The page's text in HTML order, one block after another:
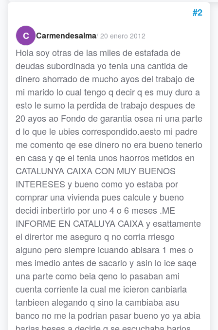
#2
C
Carmendesalma/ 20 enero 2012
Hola soy otras de las miles de estafada de
deudas subordinada yo tenia una cantida de
dinero ahorrado de mucho ayos del trabajo de
mi marido lo cual tengo q decir q es muy duro a
esto le sumo la perdida de trabajo despues de
20 ayos ao Fondo de garantia osea ni una parte
d lo que le ubies correspondido.aesto mi padre
me comento qe ese dinero no era bueno tenerlo
en casa y qe el tenia unos haorros metidos en
CATALUNYA CAIXA CON MUY BUENOS
INTERESES y bueno como yo estaba por
comprar una vivienda pues calcule y bueno
decidi inbertirlo por uno 4 o 6 meses .ME
INFORME EN CATALUYA CAIXA y esattamente
el dirertor me aseguro q no corria rriesgo
alguno pero siempre icuando abisara 1 mes o
mes imedio antes de sacarlo y asin lo ice saqe
una parte como beia qeno lo pasaban ami
cuenta corriente la cual me icieron canbiarla
tanbieen alegando q sino la cambiaba asu
banco no me la podrian pasar bueno yo ya abia